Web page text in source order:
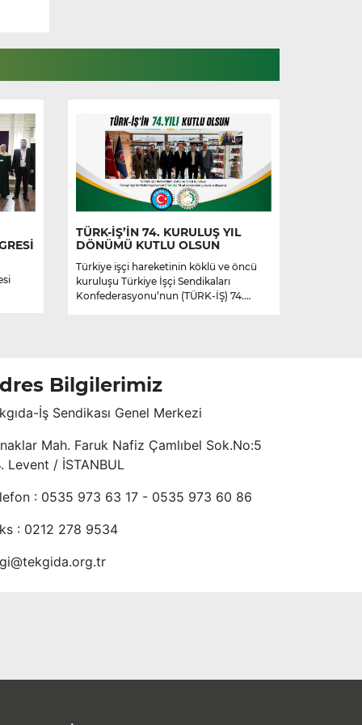
TÜRK-İŞ’İN 74. KURULUŞ YIL
DÖNÜMÜ KUTLU OLSUN
Türkiye işçi hareketinin köklü ve öncü
kuruluşu Türkiye İşçi Sendikaları
Konfederasyonu’nun (TÜRK-İŞ) 74.
Bilgilerimiz
İş Sendikası Genel Merkezi
Mah. Faruk Nafiz Çamlıbel Sok.No:5
Levent / İSTANBUL
: 0535 973 63 17 - 0535 973 60 86
: 0212 278 9534